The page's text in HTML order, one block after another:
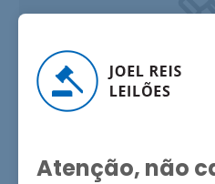
1ª Praça: 17/12/
2ª Praça: 18/12/
Automóvel
Atenção, não